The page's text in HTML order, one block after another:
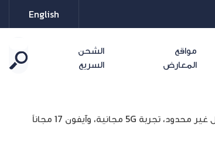
English
مواقع
المعارض
الشحن
السريع